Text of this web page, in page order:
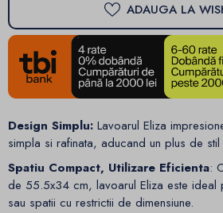
ADAUGA LA
Design Simplu: Lavoarul Eliza
simpla si rafinata, aducand un plus de
Spatiu Compact, Utilizare Eficienta:
de 55.5x34 cm, lavoarul Eliza este ideal
sau spatii cu restrictii de dimensiune.